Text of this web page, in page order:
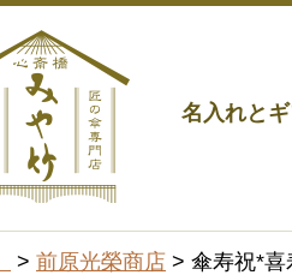
名入れとギ
> 前原光榮商店 > 傘寿祝*喜